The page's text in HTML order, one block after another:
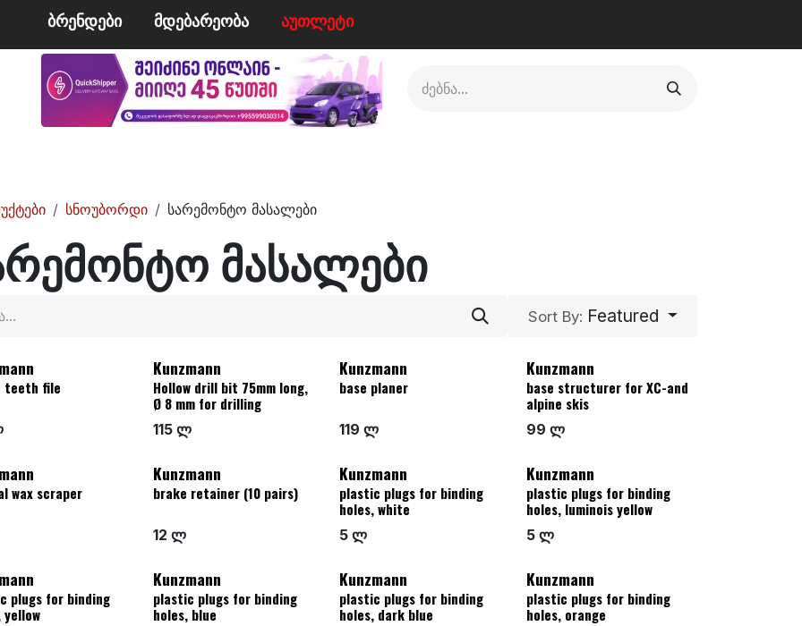
ბრენდები მდე​​ბარეობა ა​​უ​​​​​​თლეტი
სნოუბორდი სარემონტო მასალები
მასალები
Sort By: Featured
teeth file
Kunzmann
Hollow drill bit 75mm long,
Ø 8 mm for drilling
115 ლ
Kunzmann
base planer
119 ლ
Kunzmann
base structurer for XC-and
alpine skis
99 ლ
wax scraper
Kunzmann
brake retainer (10 pairs)
12 ლ
Kunzmann
plastic plugs for binding
holes, white
5 ლ
Kunzmann
plastic plugs for binding
holes, luminois yellow
5 ლ
plugs for binding
yellow
Kunzmann
plastic plugs for binding
holes, blue
Kunzmann
plastic plugs for binding
holes, dark blue
Kunzmann
plastic plugs for binding
holes, orange